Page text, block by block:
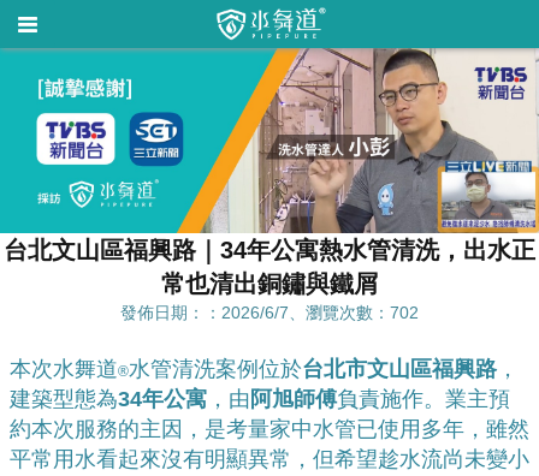
台北文山區福興路｜34年公寓熱水管清洗，出水正
常也清出銅鏽與鐵屑
發佈日期：：2026/6/7、瀏覽次數：702
本次水舞道®水管清洗案例位於台北市文山區福興路 ，
建築型態為34年公寓 ，由 阿旭師傅負責施作。業主預
約本次服務的主因，是考量家中水管已使用多年，雖然
平常用水看起來沒有明顯異常，但希望趁水流尚未變小